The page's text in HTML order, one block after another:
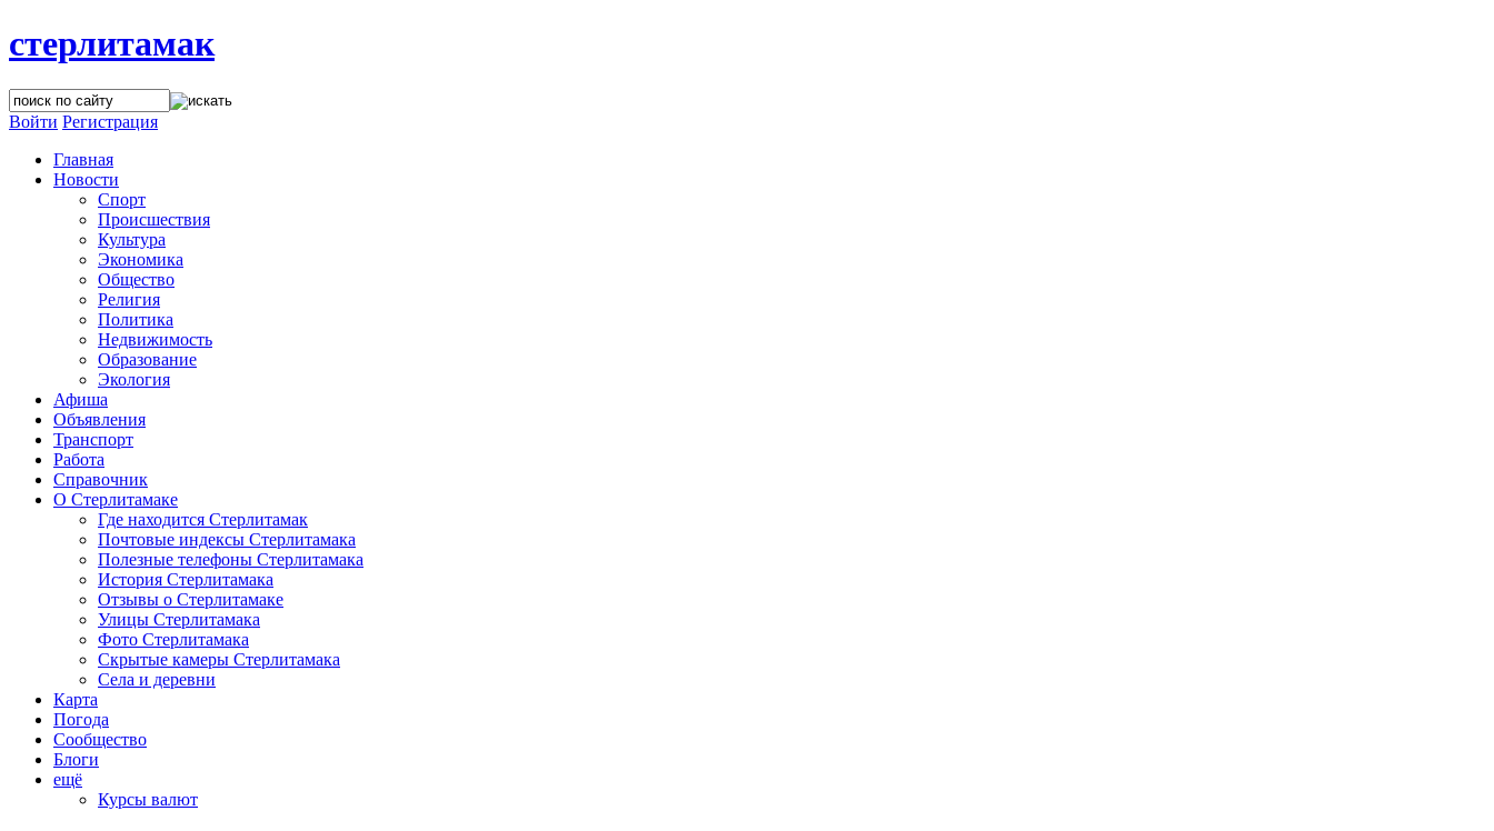
стерлитамак
Войти Регистрация
Главная
Новости
Спорт
Происшествия
Культура
Экономика
Общество
Религия
Политика
Недвижимость
Образование
Экология
Афиша
Объявления
Транспорт
Работа
Справочник
О Стерлитамаке
Где находится Стерлитамак
Почтовые индексы Стерлитамака
Полезные телефоны Стерлитамака
История Стерлитамака
Отзывы о Стерлитамаке
Улицы Стерлитамака
Фото Стерлитамака
Скрытые камеры Стерлитамака
Села и деревни
Карта
Погода
Сообщество
Блоги
ещё
Курсы валют